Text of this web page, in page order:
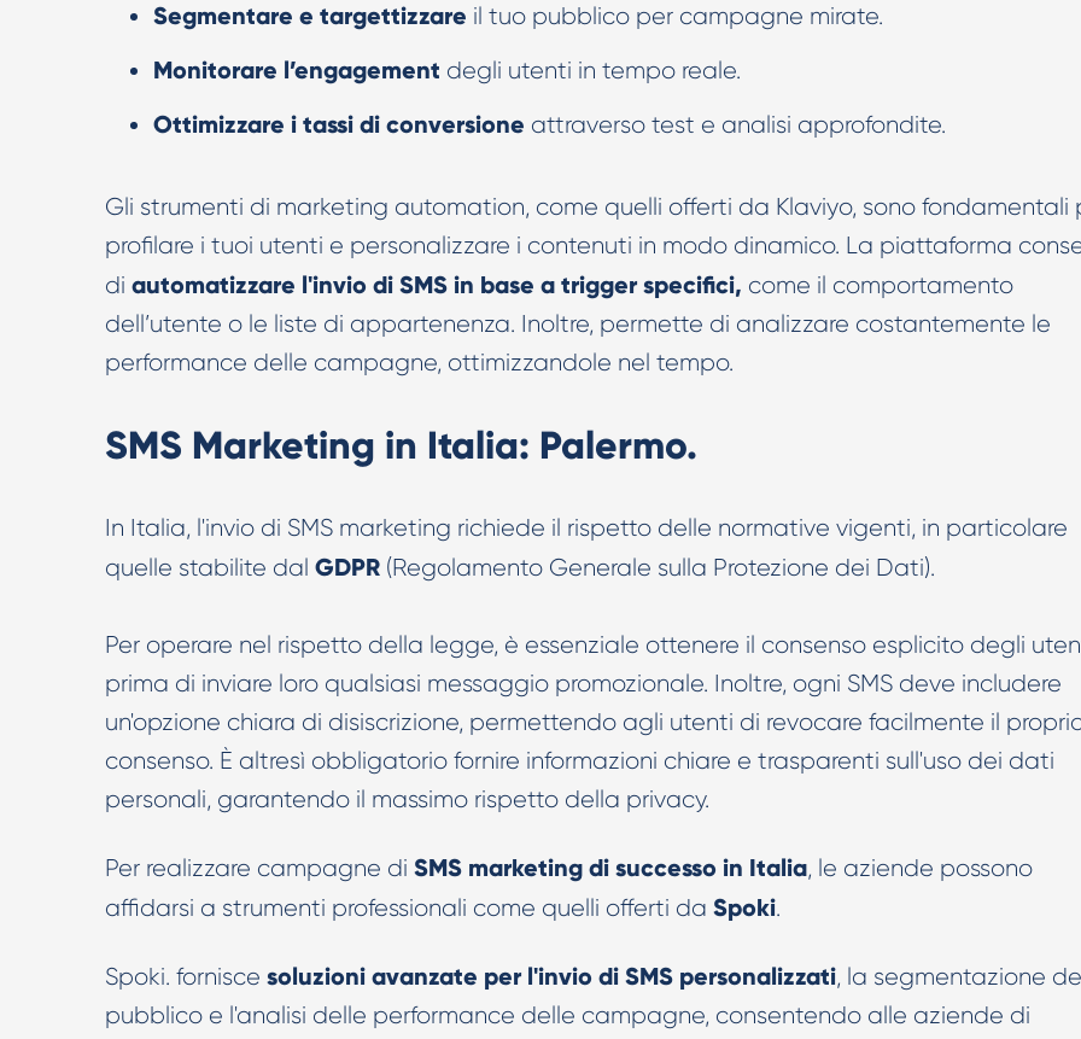
Segmentare e targettizzare il tuo pubblico per campagne mirate.
Monitorare l’engagement degli utenti in tempo reale.
Ottimizzare i tassi di conversione attraverso test e analisi approfondite.
Gli strumenti di marketing automation, come quelli offerti da Klaviyo, sono fondamentali
profilare i tuoi utenti e personalizzare i contenuti in modo dinamico. La piattaforma
di automatizzare l'invio di SMS in base a trigger specifici, come il comportamento
dell’utente o le liste di appartenenza. Inoltre, permette di analizzare costantemente le
performance delle campagne, ottimizzandole nel tempo.
SMS Marketing in Italia: Palermo.
In Italia, l'invio di SMS marketing richiede il rispetto delle normative vigenti, in particolare
quelle stabilite dal GDPR (Regolamento Generale sulla Protezione dei Dati).
Per operare nel rispetto della legge, è essenziale ottenere il consenso esplicito degli
prima di inviare loro qualsiasi messaggio promozionale. Inoltre, ogni SMS deve includere
un'opzione chiara di disiscrizione, permettendo agli utenti di revocare facilmente il
consenso. È altresì obbligatorio fornire informazioni chiare e trasparenti sull'uso dei dati
personali, garantendo il massimo rispetto della privacy.
Per realizzare campagne di SMS marketing di successo in Italia, le aziende possono
affidarsi a strumenti professionali come quelli offerti da Spoki.
Spoki. fornisce soluzioni avanzate per l'invio di SMS personalizzati, la segmentazione
pubblico e l'analisi delle performance delle campagne, consentendo alle aziende di